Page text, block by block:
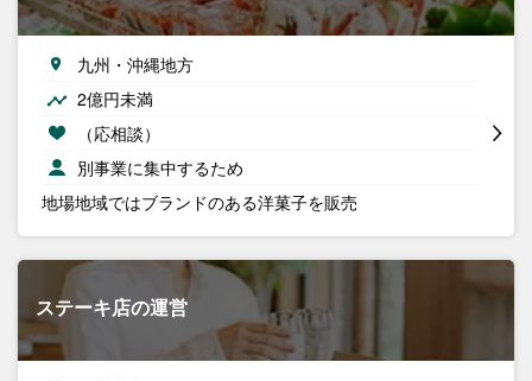
九州・沖縄地方
2億円未満
（応相談）
別事業に集中するため
地場地域ではブランドのある洋菓子を販売
ステーキ店の運営